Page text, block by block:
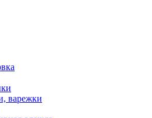
варежки